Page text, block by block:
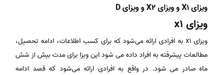
ویزای X1 و ویزای X2 و ویزای D
ویزای x1
ویزای x1 به افرادی ارائه می‌شود که برای کسب اطلاعات، ادامه تحصیل،
مطالعات پیشرفته به افراد داده می شود این ویزا برای مدت بیش از شش
ماه صادر می شود. در واقع به افرادی ارائه می‌شود که قصد ادامه